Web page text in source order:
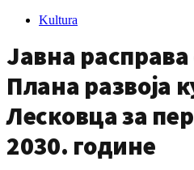
Kultura
Јавна
Плана развоја
Лесковца за
2030. године